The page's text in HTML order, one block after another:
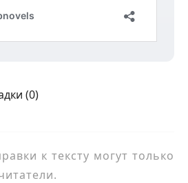
(0)
к тексту могут только